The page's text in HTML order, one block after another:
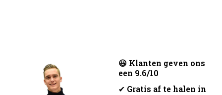
😃 Klanten geven ons
een 9.6/10
✔ Gratis af te halen in